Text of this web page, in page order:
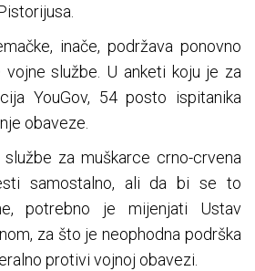
inače, podržava ponovno
vojne službe. U anketi koju je za
YouGov, 54 posto ispitanika
obaveze.
za muškarce crno-crvena
samostalno, ali da bi se to
potrebno je mijenjati Ustav
za što je neophodna podrška
protivi vojnoj obavezi.